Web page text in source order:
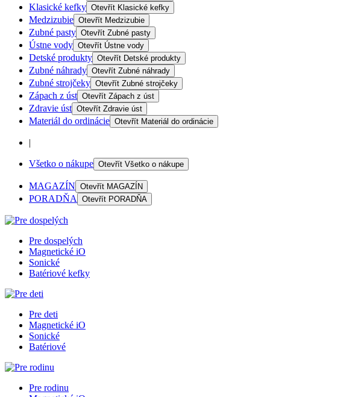
Klasické kefky Otevřít Klasické kefky
Medzizubie Otevřít Medzizubie
Zubné pasty Otevřít Zubné pasty
Ústne vody Otevřít Ústne vody
Detské produkty Otevřít Detské produkty
Zubné náhrady Otevřít Zubné náhrady
Zubné strojčeky Otevřít Zubné strojčeky
Zápach z úst Otevřít Zápach z úst
Zdravie úst Otevřít Zdravie úst
Materiál do ordinácie Otevřít Materiál do ordinácie
|
Všetko o nákupe Otevřít Všetko o nákupe
MAGAZÍN Otevřít MAGAZÍN
PORADŇA Otevřít PORADŇA
Pre dospelých
Magnetické iO
Sonické
Batériové kefky
Pre deti
Magnetické iO
Sonické
Batériové
Pre rodinu